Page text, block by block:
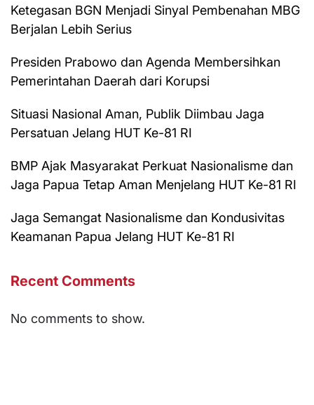
Ketegasan BGN Menjadi Sinyal Pembenahan MBG
Berjalan Lebih Serius
Presiden Prabowo dan Agenda Membersihkan
Pemerintahan Daerah dari Korupsi
Situasi Nasional Aman, Publik Diimbau Jaga
Persatuan Jelang HUT Ke-81 RI
BMP Ajak Masyarakat Perkuat Nasionalisme dan
Jaga Papua Tetap Aman Menjelang HUT Ke-81 RI
Jaga Semangat Nasionalisme dan Kondusivitas
Keamanan Papua Jelang HUT Ke-81 RI
Recent Comments
No comments to show.